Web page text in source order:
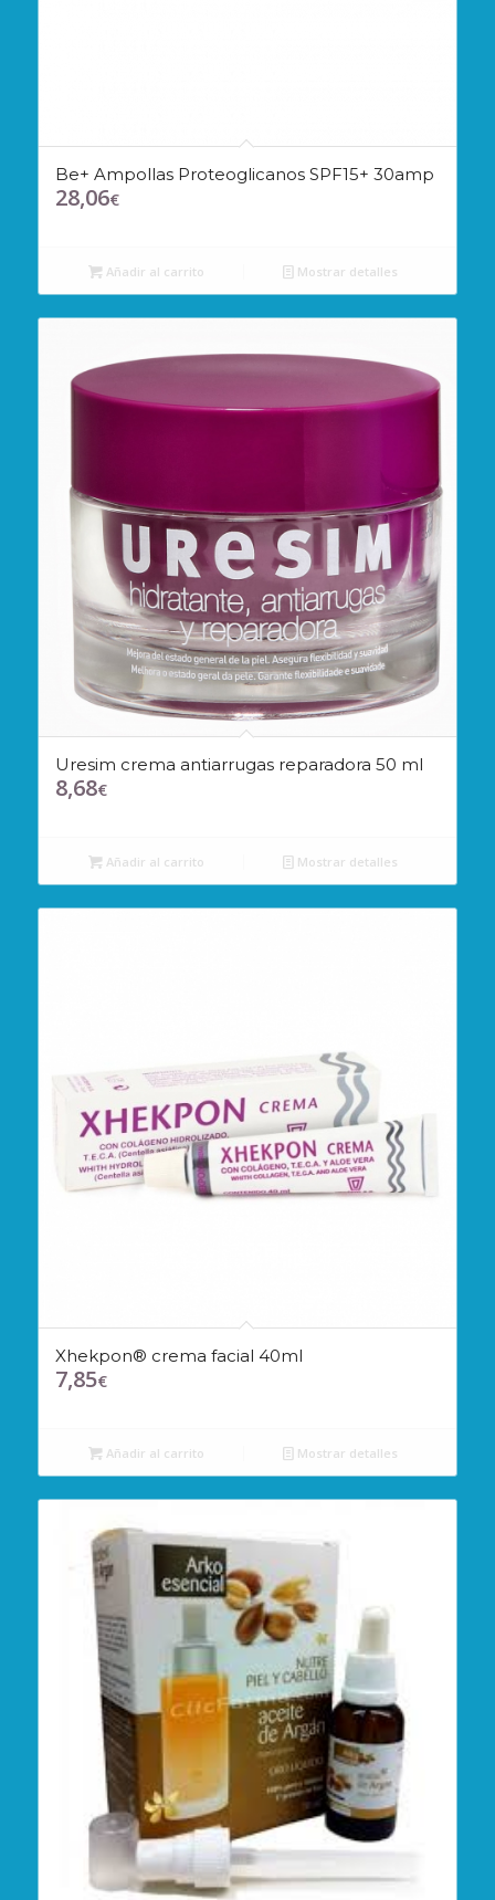
Be+ Ampollas Proteoglicanos SPF15+ 30amp
28,06€
Añadir al carrito Mostrar detalles
Uresim crema antiarrugas reparadora 50 ml
8,68€
Añadir al carrito Mostrar detalles
Xhekpon® crema facial 40ml
7,85€
Añadir al carrito Mostrar detalles